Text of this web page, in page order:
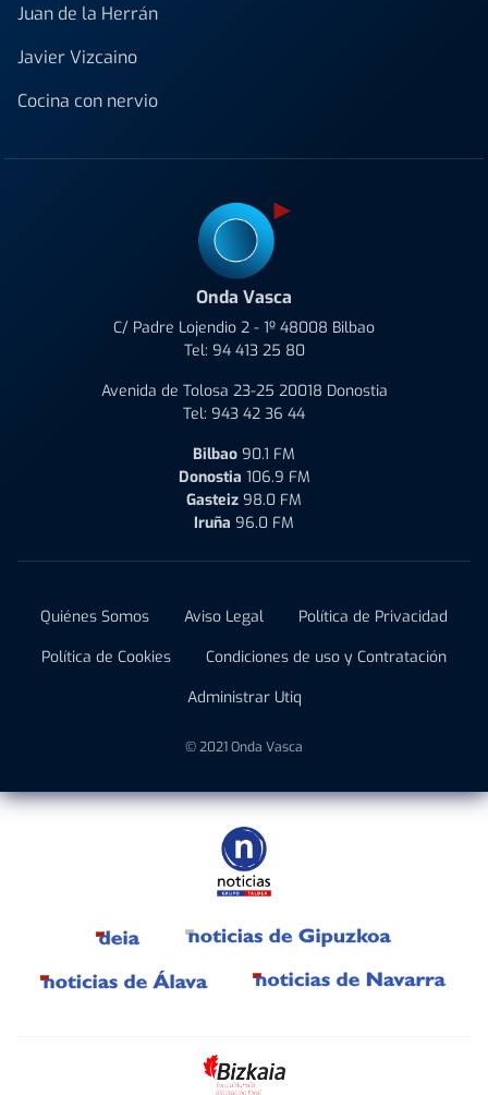
Juan de la Herrán
Javier Vizcaino
Cocina con nervio
Onda Vasca
C/ Padre Lojendio 2 - 1º 48008 Bilbao
Tel: 94 413 25 80
Avenida de Tolosa 23-25 20018 Donostia
Tel: 943 42 36 44
Bilbao 90.1 FM
Donostia 106.9 FM
Gasteiz 98.0 FM
Iruña 96.0 FM
Quiénes Somos Aviso Legal
Política de Privacidad
Política de Cookies
Condiciones de uso y Contratación
Administrar Utiq
© 2021 Onda Vasca